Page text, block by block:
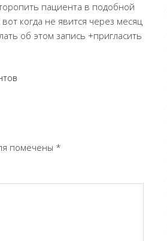
пациента в подобной
когда не явится через месяц
об этом запись +пригласить
помечены *